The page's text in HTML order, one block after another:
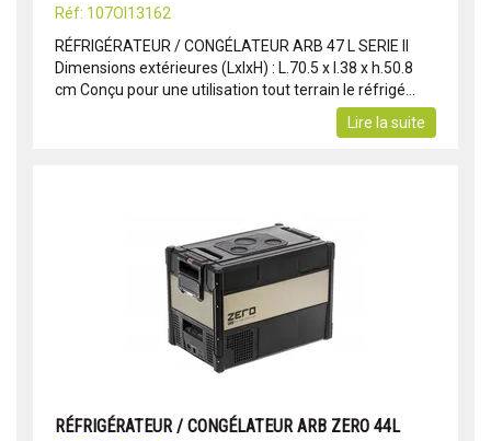
Réf: 107OI13162
RÉFRIGÉRATEUR / CONGÉLATEUR ARB 47 L SERIE II
Dimensions extérieures (LxlxH) : L.70.5 x l.38 x h.50.8
cm Conçu pour une utilisation tout terrain le réfrigé...
Lire la suite
RÉFRIGÉRATEUR / CONGÉLATEUR ARB ZERO 44L